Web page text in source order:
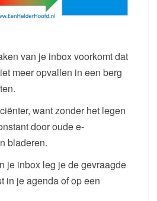
van je inbox voorkomt dat
meer opvallen in een berg
want zonder het legen
door oude e-
bladeren.
je inbox leg je de gevraagde
in je agenda of op een